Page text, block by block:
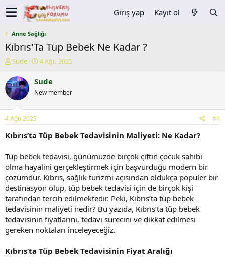
Giriş yap Kayıt ol
Anne Sağlığı
Kıbrıs'Ta Tüp Bebek Ne Kadar ?
K
n
u
y
b
a
ş
t
a
n
Sude
B
ş
a
ç
r
i
h
i
4 Ağu 2025
Sude
New member
4 Ağu 2025 #1
Kıbrıs’ta Tüp Bebek Tedavisinin Maliyeti: Ne Kadar?
Tüp bebek tedavisi, günümüzde birçok çiftin çocuk sahibi
olma hayalini gerçekleştirmek için başvurduğu modern bir
çözümdür. Kıbrıs, sağlık turizmi açısından oldukça popüler bir
destinasyon olup, tüp bebek tedavisi için de birçok kişi
tarafından tercih edilmektedir. Peki, Kıbrıs’ta tüp bebek
tedavisinin maliyeti nedir? Bu yazıda, Kıbrıs’ta tüp bebek
tedavisinin fiyatlarını, tedavi sürecini ve dikkat edilmesi
gereken noktaları inceleyeceğiz.
Kıbrıs’ta Tüp Bebek Tedavisinin Fiyat Aralığı